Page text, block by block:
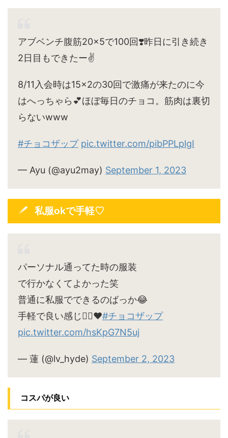
アブベンチ腹筋20×5で100回❣️昨日に引き続き
2日目もできたー✌️
8/11入会時は15×2の30回で激痛が来たのに今
はへっちゃら💕ほぼ毎日のチョコ。筋肉は裏切
らないwww
#チョコザップ pic.twitter.com/pibPPLplgI
— Ayu (@ayu2may) September 1, 2023
私服okで手軽♡
パーソナル通ってた時の服装
で行かなくてよかった笑
普通に私服でできるのばっか😂
手軽で良い感じ🙆‍♀️♥#チョコザップ
pic.twitter.com/hsKpG7N5uj
— 蓮 (@lv_hyde) September 2, 2023
コスパが良い